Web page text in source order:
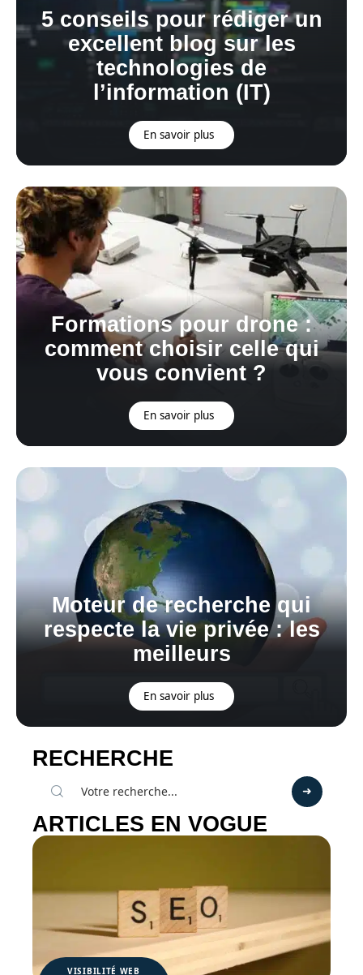
5 conseils pour rédiger un
excellent blog sur les
technologies de
l’information (IT)
En savoir plus
Formations pour drone :
comment choisir celle qui
vous convient ?
En savoir plus
Moteur de recherche qui
respecte la vie privée : les
meilleurs
En savoir plus
RECHERCHE
ARTICLES EN VOGUE
VISIBILITÉ WEB